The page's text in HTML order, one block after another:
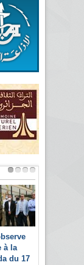
à la
du 17